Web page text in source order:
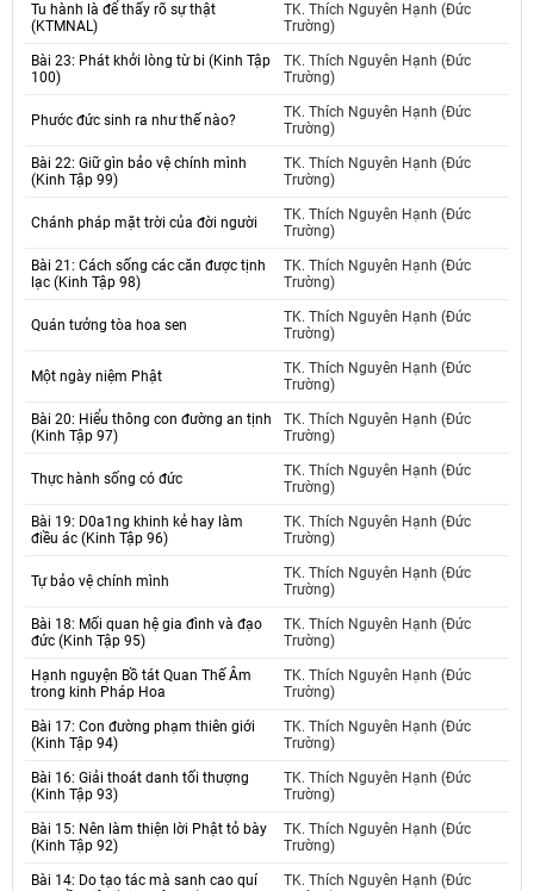
Tu hành là để thấy rõ sự thật
(KTMNAL)
TK. Thích Nguyên Hạnh (Đức
Trường)
Bài 23: Phát khởi lòng từ bi (Kinh Tập
100)
TK. Thích Nguyên Hạnh (Đức
Trường)
Phước đức sinh ra như thế nào?
TK. Thích Nguyên Hạnh (Đức
Trường)
Bài 22: Giữ gìn bảo vệ chính mình
(Kinh Tập 99)
TK. Thích Nguyên Hạnh (Đức
Trường)
Chánh pháp mặt trời của đời người
TK. Thích Nguyên Hạnh (Đức
Trường)
Bài 21: Cách sống các căn được tịnh
lạc (Kinh Tập 98)
TK. Thích Nguyên Hạnh (Đức
Trường)
Quán tưởng tòa hoa sen
TK. Thích Nguyên Hạnh (Đức
Trường)
Một ngày niệm Phật
TK. Thích Nguyên Hạnh (Đức
Trường)
Bài 20: Hiểu thông con đường an tịnh
(Kinh Tập 97)
TK. Thích Nguyên Hạnh (Đức
Trường)
Thực hành sống có đức
TK. Thích Nguyên Hạnh (Đức
Trường)
Bài 19: D0a1ng khinh kẻ hay làm
điều ác (Kinh Tập 96)
TK. Thích Nguyên Hạnh (Đức
Trường)
Tự bảo vệ chính mình
TK. Thích Nguyên Hạnh (Đức
Trường)
Bài 18: Mối quan hệ gia đình và đạo
đức (Kinh Tập 95)
TK. Thích Nguyên Hạnh (Đức
Trường)
Hạnh nguyện Bồ tát Quan Thế Âm
trong kinh Pháp Hoa
TK. Thích Nguyên Hạnh (Đức
Trường)
Bài 17: Con đường phạm thiên giới
(Kinh Tập 94)
TK. Thích Nguyên Hạnh (Đức
Trường)
Bài 16: Giải thoát danh tối thượng
(Kinh Tập 93)
TK. Thích Nguyên Hạnh (Đức
Trường)
Bài 15: Nên làm thiện lời Phật tỏ bày
(Kinh Tập 92)
TK. Thích Nguyên Hạnh (Đức
Trường)
Bài 14: Do tạo tác mà sanh cao quí
TK. Thích Nguyên Hạnh (Đức